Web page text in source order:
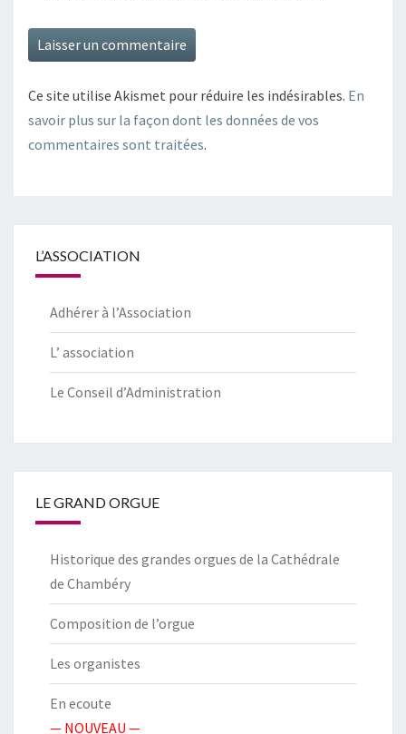
Ce site utilise Akismet pour réduire les indésirables. En
savoir plus sur la façon dont les données de vos
commentaires sont traitées.
L’ASSOCIATION
Adhérer à l’Association
L’ association
Le Conseil d’Administration
LE GRAND ORGUE
Historique des grandes orgues de la Cathédrale
de Chambéry
Composition de l’orgue
Les organistes
En ecoute
— NOUVEAU —